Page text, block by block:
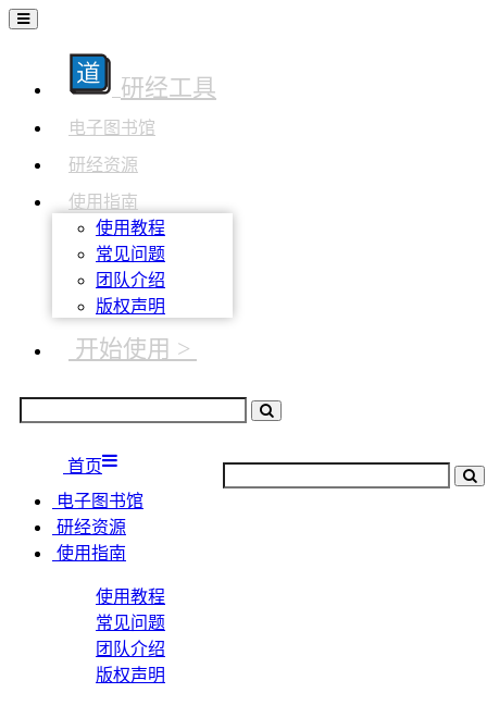
研经工具
电子图书馆
研经资源
使用指南
使用教程
常见问题
团队介绍
版权声明
开始使用 >
首页
电子图书馆
研经资源
使用指南
使用教程
常见问题
团队介绍
版权声明